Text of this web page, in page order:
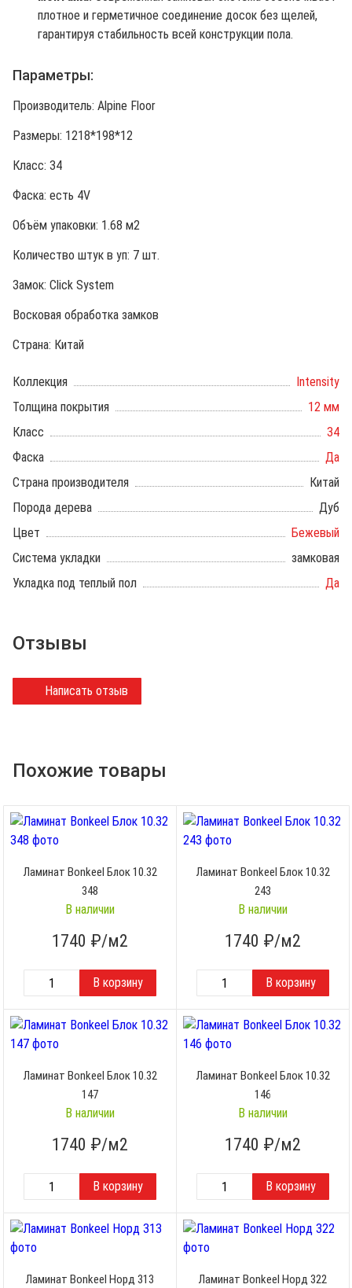
плотное и герметичное соединение досок без щелей,
гарантируя стабильность всей конструкции пола.
Параметры:
Производитель: Alpine Floor
Размеры: 1218*198*12
Класс: 34
Фаска: есть 4V
Объём упаковки: 1.68 м2
Количество штук в уп: 7 шт.
Замок: Click System
Восковая обработка замков
Страна: Китай
Коллекция
Intensity
Толщина покрытия
12 мм
Класс
34
Фаска
Да
Страна производителя
Китай
Порода дерева
Дуб
Цвет
Бежевый
Система укладки
замковая
Укладка под теплый пол
Да
Отзывы
Написать отзыв
Похожие товары
Ламинат Bonkeel Блок 10.32
348
В наличии
1740 ₽/м2
Ламинат Bonkeel Блок 10.32
243
В наличии
1740 ₽/м2
Ламинат Bonkeel Блок 10.32
147
В наличии
1740 ₽/м2
Ламинат Bonkeel Блок 10.32
146
В наличии
1740 ₽/м2
Ламинат Bonkeel Норд 313 Ламинат Bonkeel Норд 322